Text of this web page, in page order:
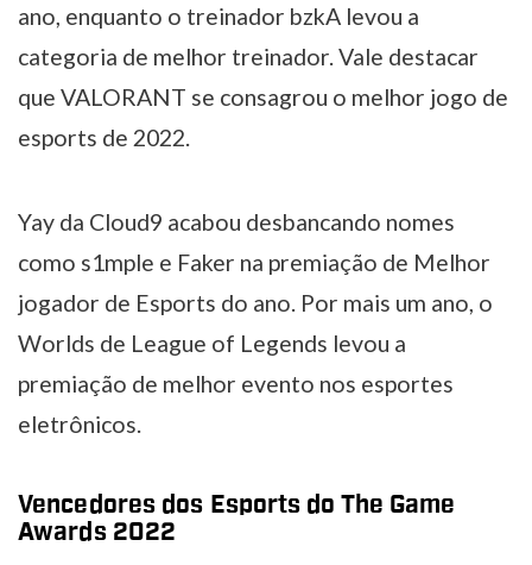
ano, enquanto o treinador bzkA levou a
categoria de melhor treinador. Vale destacar
que VALORANT se consagrou o melhor jogo de
esports de 2022.
Yay da Cloud9 acabou desbancando nomes
como s1mple e Faker na premiação de Melhor
jogador de Esports do ano. Por mais um ano, o
Worlds de League of Legends levou a
premiação de melhor evento nos esportes
eletrônicos.
Vencedores dos Esports do The Game
Awards 2022